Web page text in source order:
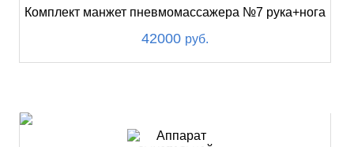
Комплект манжет пневмомассажера №7 рука+нога
42000 руб.